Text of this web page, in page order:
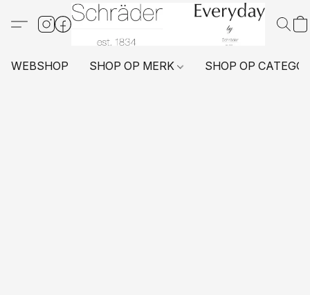
WEBSHOP SHOP OP MERK SHOP OP